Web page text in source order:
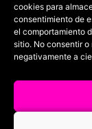
cookies para
consentimiento de
el comportamiento
sitio. No consentir
negativamente a